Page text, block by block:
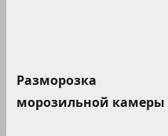
Разморозка
морозильной камеры